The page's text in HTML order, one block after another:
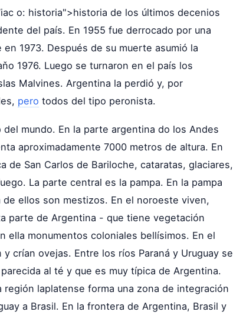
o: historia">historia de los últimos decenios
del país. En 1955 fue derrocado por una
1973. Después de su muerte asumió la
1976. Luego se turnaron en el país los
Malvines. Argentina la perdió y, por
pero todos del tipo peronista.
mundo. En la parte argentina do los Andes
aproximadamente 7000 metros de altura. En
de San Carlos de Bariloche, cataratas, glaciares,
La parte central es la pampa. En la pampa
ellos son mestizos. En el noroeste viven,
parte de Argentina - que tiene vegetación
ella monumentos coloniales bellísimos. En el
crían ovejas. Entre los ríos Paraná y Uruguay se
al té y que es muy típica de Argentina.
laplatense forma una zona de integración
a Brasil. En la frontera de Argentina, Brasil y